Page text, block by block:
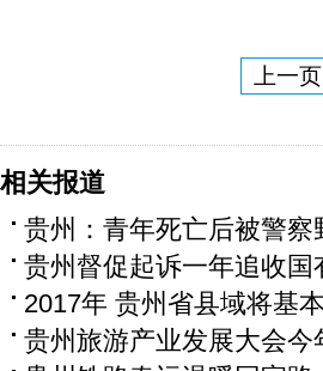
上一页
相关报道
贵州：青年死亡后被警察
贵州督促起诉一年追收国
2017年 贵州省县域将基
贵州旅游产业发展大会